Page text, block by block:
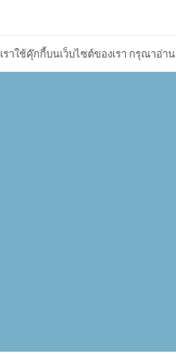
เราใช้คุ๊กกี้บนเว็บไซต์ของเรา กรุณาอ่า